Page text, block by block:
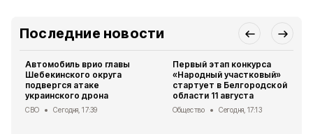
Последние новости
Автомобиль врио главы
Шебекинского округа
подвергся атаке
украинского дрона
СВО Сегодня, 17:39
Первый этап конкурса
«Народный участковый»
стартует в Белгородской
области 11 августа
Общество Сегодня, 17:13